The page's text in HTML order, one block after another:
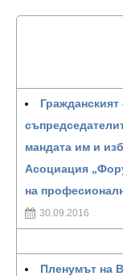
мандата им и
Асоциация
на
30.09.2016
Пленумът на